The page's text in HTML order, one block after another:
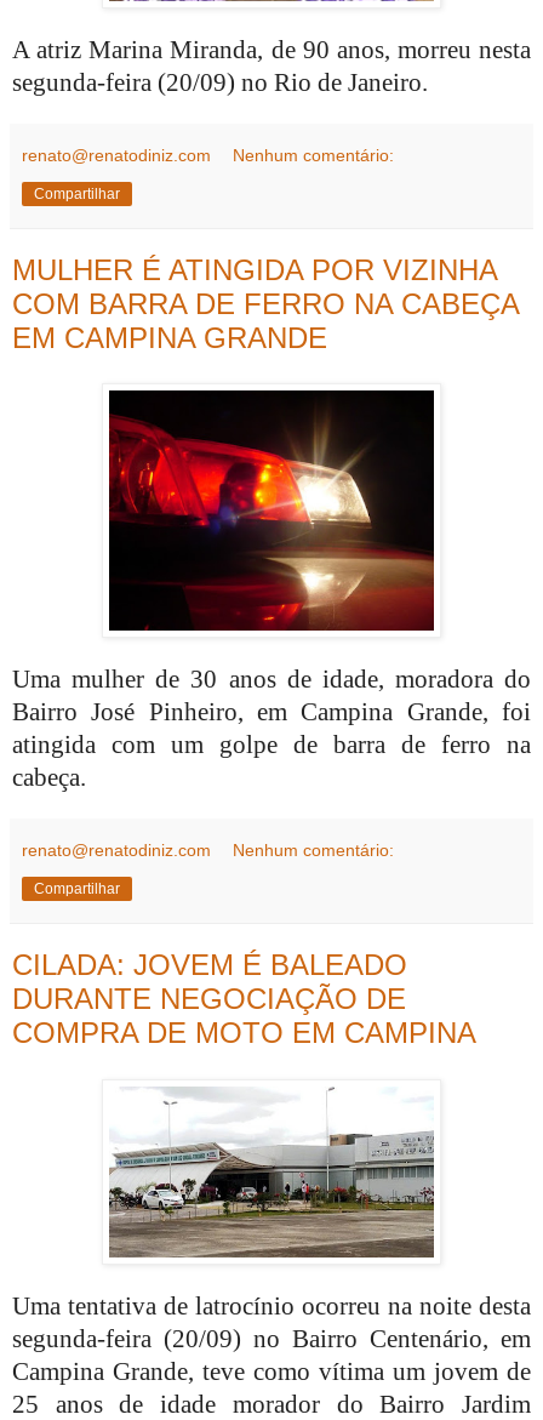
A atriz Marina Miranda, de 90 anos, morreu nesta
segunda-feira (20/09) no Rio de Janeiro.
renato@renatodiniz.com Nenhum comentário:
Compartilhar
MULHER É ATINGIDA POR VIZINHA
COM BARRA DE FERRO NA CABEÇA
EM CAMPINA GRANDE
Uma mulher de 30 anos de idade, moradora do
Bairro José Pinheiro, em Campina Grande, foi
atingida com um golpe de barra de ferro na
cabeça.
renato@renatodiniz.com Nenhum comentário:
Compartilhar
CILADA: JOVEM É BALEADO
DURANTE NEGOCIAÇÃO DE
COMPRA DE MOTO EM CAMPINA
Uma tentativa de latrocínio ocorreu na noite desta
segunda-feira (20/09) no Bairro Centenário, em
Campina Grande, teve como vítima um jovem de
25 anos de idade morador do Bairro Jardim